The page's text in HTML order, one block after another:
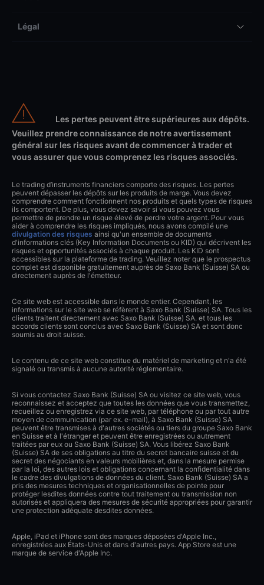
Légal
Les pertes peuvent être supérieures aux dépôts.
Veuillez prendre connaissance de notre avertissement
général sur les risques avant de commencer à trader et
vous assurer que vous comprenez les risques associés.
Le trading d’instruments financiers comporte des risques. Les pertes
peuvent dépasser les dépôts sur les produits de marge. Vous devez
comprendre comment fonctionnent nos produits et quels types de risques
ils comportent. De plus, vous devez savoir si vous pouvez vous
permettre de prendre un risque élevé de perdre votre argent. Pour vous
aider à comprendre les risques impliqués, nous avons compilé une
divulgation des risques ainsi qu'un ensemble de documents
d'informations clés (Key Information Documents ou KID) qui décrivent les
risques et opportunités associés à chaque produit. Les KID sont
accessibles sur la plateforme de trading. Veuillez noter que le prospectus
complet est disponible gratuitement auprès de Saxo Bank (Suisse) SA ou
directement auprès de l'émetteur.
Ce site web est accessible dans le monde entier. Cependant, les
informations sur le site web se réfèrent à Saxo Bank (Suisse) SA. Tous les
clients traitent directement avec Saxo Bank (Suisse) SA. et tous les
accords clients sont conclus avec Saxo Bank (Suisse) SA et sont donc
soumis au droit suisse.
Le contenu de ce site web constitue du matériel de marketing et n'a été
signalé ou transmis à aucune autorité réglementaire.
Si vous contactez Saxo Bank (Suisse) SA ou visitez ce site web, vous
reconnaissez et acceptez que toutes les données que vous transmettez,
recueillez ou enregistrez via ce site web, par téléphone ou par tout autre
moyen de communication (par ex. e-mail), à Saxo Bank (Suisse) SA
peuvent être transmises à d'autres sociétés ou tiers du groupe Saxo Bank
en Suisse et à l'étranger et peuvent être enregistrées ou autrement
traitées par eux ou Saxo Bank (Suisse) SA. Vous libérez Saxo Bank
(Suisse) SA de ses obligations au titre du secret bancaire suisse et du
secret des négociants en valeurs mobilières et, dans la mesure permise
par la loi, des autres lois et obligations concernant la confidentialité dans
le cadre des divulgations de données du client. Saxo Bank (Suisse) SA a
pris des mesures techniques et organisationnelles de pointe pour
protéger lesdites données contre tout traitement ou transmission non
autorisés et appliquera des mesures de sécurité appropriées pour garantir
une protection adéquate desdites données.
Apple, iPad et iPhone sont des marques déposées d'Apple Inc.,
enregistrées aux États-Unis et dans d'autres pays. App Store est une
marque de service d'Apple Inc.